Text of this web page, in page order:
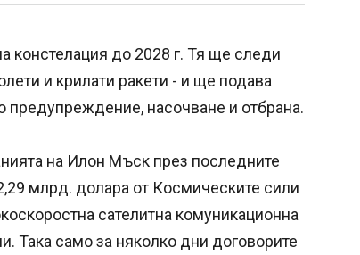
констелация до 2028 г. Тя ще следи
и крилати ракети - и ще подава
предупреждение, насочване и отбрана.
на Илон Мъск през последните
млрд. долара от Космическите сили
сателитна комуникационна
Така само за няколко дни договорите